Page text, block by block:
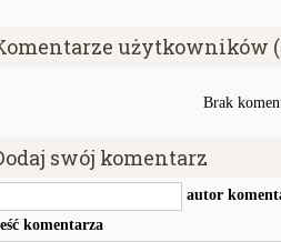
użytkowników
Brak
swój komentarz
autor
komentarza